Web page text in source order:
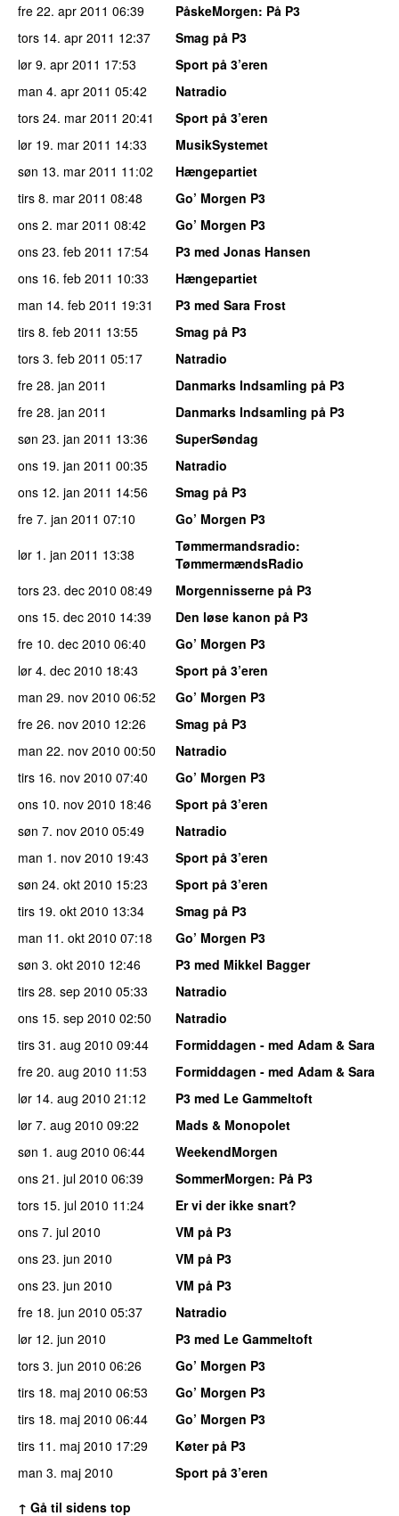
fre 22. apr 2011 06:39 PåskeMorgen: På P3
tors 14. apr 2011 12:37
Smag på P3
lør 9. apr 2011 17:53
Sport på 3’eren
man 4. apr 2011 05:42
Natradio
tors 24. mar 2011 20:41
Sport på 3’eren
lør 19. mar 2011 14:33
MusikSystemet
søn 13. mar 2011 11:02
Hængepartiet
tirs 8. mar 2011 08:48
Go’ Morgen P3
ons 2. mar 2011 08:42
Go’ Morgen P3
ons 23. feb 2011 17:54
P3 med Jonas Hansen
ons 16. feb 2011 10:33
Hængepartiet
man 14. feb 2011 19:31
P3 med Sara Frost
tirs 8. feb 2011 13:55
Smag på P3
tors 3. feb 2011 05:17
Natradio
fre 28. jan 2011
Danmarks Indsamling på P3
fre 28. jan 2011
Danmarks Indsamling på P3
søn 23. jan 2011 13:36
SuperSøndag
ons 19. jan 2011 00:35
Natradio
ons 12. jan 2011 14:56
Smag på P3
fre 7. jan 2011 07:10
Go’ Morgen P3
lør 1. jan 2011 13:38 Tømmermandsradio:
TømmermændsRadio
tors 23. dec 2010 08:49
Morgennisserne på P3
ons 15. dec 2010 14:39
Den løse kanon på P3
fre 10. dec 2010 06:40
Go’ Morgen P3
lør 4. dec 2010 18:43
Sport på 3’eren
man 29. nov 2010 06:52
Go’ Morgen P3
fre 26. nov 2010 12:26
Smag på P3
man 22. nov 2010 00:50
Natradio
tirs 16. nov 2010 07:40
Go’ Morgen P3
ons 10. nov 2010 18:46
Sport på 3’eren
søn 7. nov 2010 05:49
Natradio
man 1. nov 2010 19:43
Sport på 3’eren
søn 24. okt 2010 15:23
Sport på 3’eren
tirs 19. okt 2010 13:34
Smag på P3
man 11. okt 2010 07:18
Go’ Morgen P3
søn 3. okt 2010 12:46
P3 med Mikkel Bagger
tirs 28. sep 2010 05:33
Natradio
ons 15. sep 2010 02:50
Natradio
tirs 31. aug 2010 09:44
Formiddagen - med Adam & Sara
fre 20. aug 2010 11:53
Formiddagen - med Adam & Sara
lør 14. aug 2010 21:12
P3 med Le Gammeltoft
lør 7. aug 2010 09:22
Mads & Monopolet
søn 1. aug 2010 06:44
WeekendMorgen
ons 21. jul 2010 06:39 SommerMorgen: På P3
tors 15. jul 2010 11:24
Er vi der ikke snart?
ons 7. jul 2010
VM på P3
ons 23. jun 2010
VM på P3
ons 23. jun 2010
VM på P3
fre 18. jun 2010 05:37
Natradio
lør 12. jun 2010
P3 med Le Gammeltoft
tors 3. jun 2010 06:26
Go’ Morgen P3
tirs 18. maj 2010 06:53
Go’ Morgen P3
tirs 18. maj 2010 06:44
Go’ Morgen P3
tirs 11. maj 2010 17:29
Køter på P3
man 3. maj 2010
Sport på 3’eren
↑ Gå til sidens top